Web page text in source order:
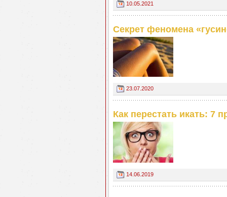
10.05.2021
Секрет феномена
23.07.2020
Как перестать икать: 7
14.06.2019